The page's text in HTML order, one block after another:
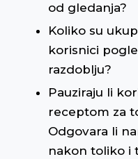
od gledanja?
Koliko su
korisnici
razdoblju?
Pauziraju li
receptom za
Odgovara li
nakon toliko i